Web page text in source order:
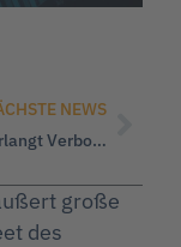
NEWS
Maaßen verlangt Verbot der Klimasekte
große
des